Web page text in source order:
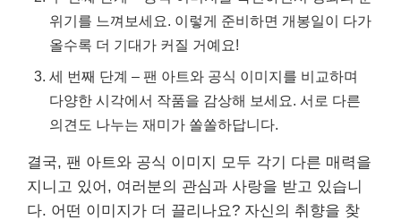
위기를 느껴보세요. 이렇게 준비하면 개봉일이 다가
올수록 더 기대가 커질 거예요!
세 번째 단계 – 팬 아트와 공식 이미지를 비교하며
다양한 시각에서 작품을 감상해 보세요. 서로 다른
의견도 나누는 재미가 쏠쏠하답니다.
결국, 팬 아트와 공식 이미지 모두 각기 다른 매력을
지니고 있어, 여러분의 관심과 사랑을 받고 있습니
다. 어떤 이미지가 더 끌리나요? 자신의 취향을 찾